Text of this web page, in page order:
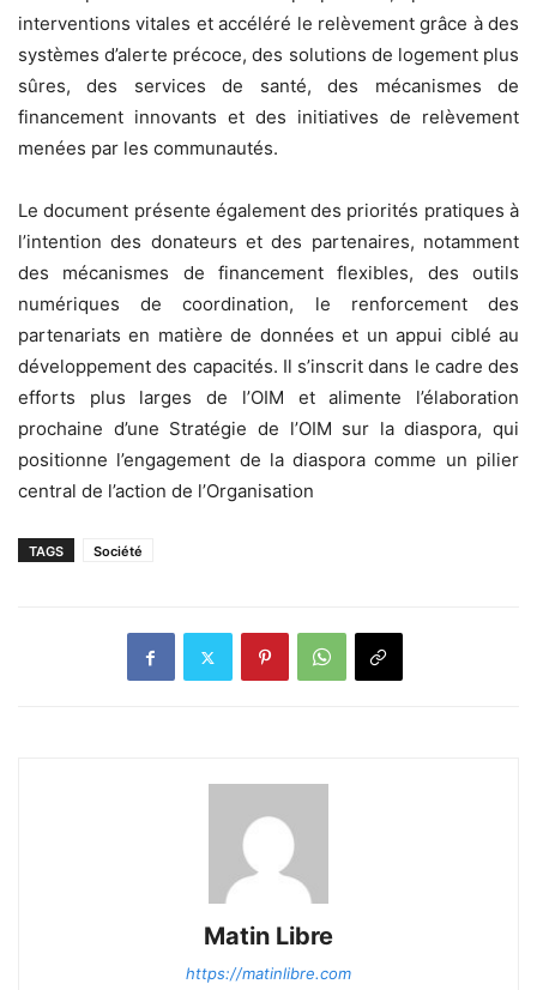
interventions vitales et accéléré le relèvement grâce à des
systèmes d’alerte précoce, des solutions de logement plus
sûres, des services de santé, des mécanismes de
financement innovants et des initiatives de relèvement
menées par les communautés.
Le document présente également des priorités pratiques à
l’intention des donateurs et des partenaires, notamment
des mécanismes de financement flexibles, des outils
numériques de coordination, le renforcement des
partenariats en matière de données et un appui ciblé au
développement des capacités. Il s’inscrit dans le cadre des
efforts plus larges de l’OIM et alimente l’élaboration
prochaine d’une Stratégie de l’OIM sur la diaspora, qui
positionne l’engagement de la diaspora comme un pilier
central de l’action de l’Organisation
TAGS Société
Matin Libre
https://matinlibre.com